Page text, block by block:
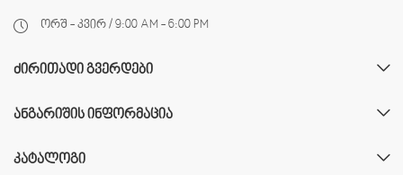
ორშ - კვირ / 9:00 AM - 6:00 PM
ᲫᲘᲠᲘᲗᲐᲓᲘ ᲒᲕᲔᲠᲓᲔᲑᲘ
ᲐᲜᲒᲐᲠᲘᲨᲘᲡ ᲘᲜᲤᲝᲠᲛᲐᲪᲘᲐ
ᲙᲐᲢᲐᲚᲝᲒᲘ